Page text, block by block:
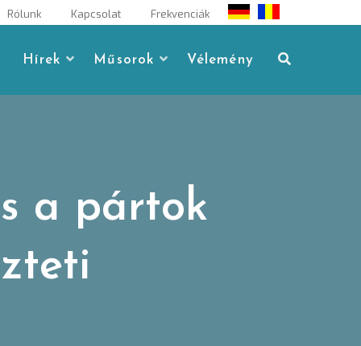
Rólunk Kapcsolat Frekvenciák
Hírek Műsorok Vélemény
a pártok